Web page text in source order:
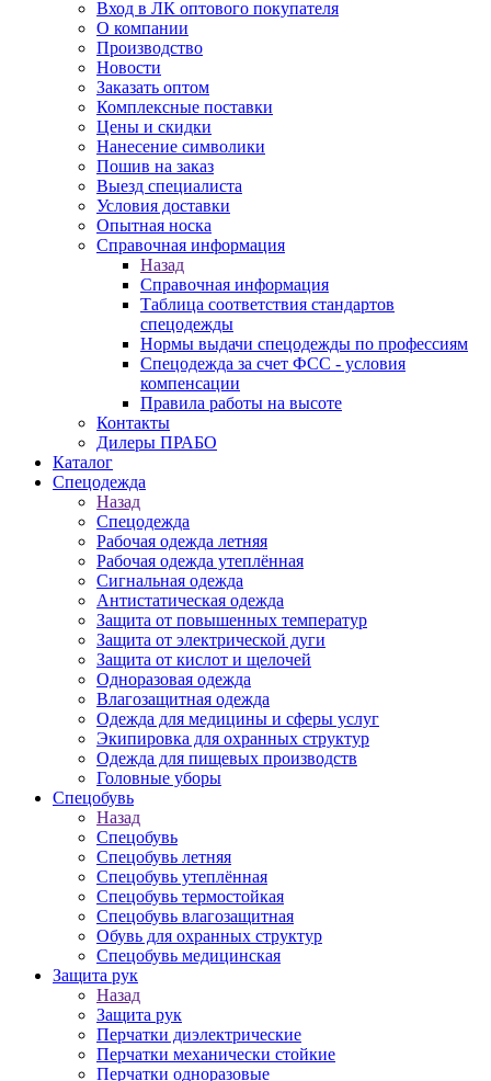
Вход в ЛК оптового покупателя
О компании
Производство
Новости
Заказать оптом
Комплексные поставки
Цены и скидки
Нанесение символики
Пошив на заказ
Выезд специалиста
Условия доставки
Опытная носка
Справочная информация
Назад
Справочная информация
Таблица соответствия стандартов
спецодежды
Нормы выдачи спецодежды по профессиям
Спецодежда за счет ФСС - условия
компенсации
Правила работы на высоте
Контакты
Дилеры ПРАБО
Каталог
Спецодежда
Назад
Спецодежда
Рабочая одежда летняя
Рабочая одежда утеплённая
Сигнальная одежда
Антистатическая одежда
Защита от повышенных температур
Защита от электрической дуги
Защита от кислот и щелочей
Одноразовая одежда
Влагозащитная одежда
Одежда для медицины и сферы услуг
Экипировка для охранных структур
Одежда для пищевых производств
Головные уборы
Спецобувь
Назад
Спецобувь
Спецобувь летняя
Спецобувь утеплённая
Спецобувь термостойкая
Спецобувь влагозащитная
Обувь для охранных структур
Спецобувь медицинская
Защита рук
Назад
Защита рук
Перчатки диэлектрические
Перчатки механически стойкие
Перчатки одноразовые